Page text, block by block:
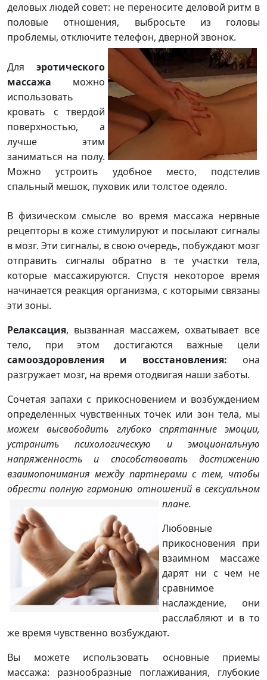
деловых людей совет: не переносите деловой ритм в
половые отношения, выбросьте из головы
проблемы, отключите телефон, дверной звонок.
Для эротического
массажа можно
использовать
кровать с твердой
поверхностью, а
лучше этим
заниматься на полу.
Можно устроить удобное место, подстелив
спальный мешок, пуховик или толстое одеяло.
В физическом смысле во время массажа нервные
рецепторы в коже стимулируют и посылают сигналы
в мозг. Эти сигналы, в свою очередь, побуждают мозг
отправить сигналы обратно в те участки тела,
которые массажируются. Спустя некоторое время
начинается реакция организма, с которыми связаны
эти зоны.
Релаксация, вызванная массажем, охватывает все
тело, при этом достигаются важные цели
самооздоровления и восстановления: она
разгружает мозг, на время отодвигая наши заботы.
Сочетая запахи с прикосновением и возбуждением
определенных чувственных точек или зон тела, мы
можем высвободить глубоко спрятанные эмоции,
устранить психологическую и эмоциональную
напряженность и способствовать достижению
взаимопонимания между партнерами с тем, чтобы
обрести полную гармонию отношений в сексуальном
плане.
Любовные
прикосновения при
взаимном массаже
дарят ни с чем не
сравнимое
наслаждение, они
расслабляют и в то
же время чувственно возбуждают.
Вы можете использовать основные приемы
массажа: разнообразные поглаживания, глубокие